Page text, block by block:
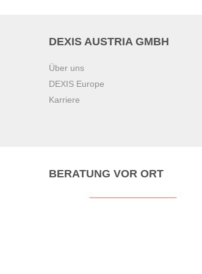
DEXIS AUSTRIA GMBH
Über uns
DEXIS Europe
Karriere
BERATUNG VOR ORT